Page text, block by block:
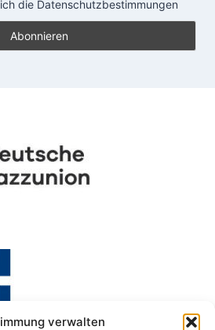
verwalten
die Datenschutzbestimmungen